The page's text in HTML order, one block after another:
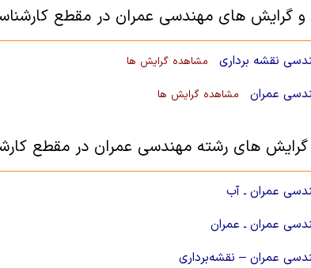
و گرایش های مهندسی عمران در مقطع
نقشه برداری مشاهده گرایش ها
عمران مشاهده گرایش ها
گرایش های رشته مهندسی عمران در مقطع
عمران ـ آب
عمران ـ عمران
عمران – نقشه‌برداری